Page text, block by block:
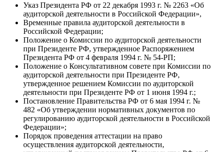
Указ Президента РФ от 22 декабря 1993 г. № 2263 «Об
аудиторской деятельности в Российской Федерации»,
Временные правила аудиторской деятельности в
Российской Федерации;
Положение о Комиссии по аудиторской деятельности
при Президенте РФ, утвержденное Распоряжением
Президента РФ от 4 февраля 1994 г. № 54-РП;
Положение о Консультативном совете при Комиссии по
аудиторской деятельности при Президенте РФ,
утвержденное решением Комиссии по аудиторской
деятельности при Президенте РФ от 1 июня 1994 г.;
Постановление Правительства РФ от 6 мая 1994 г. №
482 «Об утверждении нормативных документов по
регулированию аудиторской деятельности в Российской
Федерации»;
Порядок проведения аттестации на право
осуществления аудиторской деятельности,